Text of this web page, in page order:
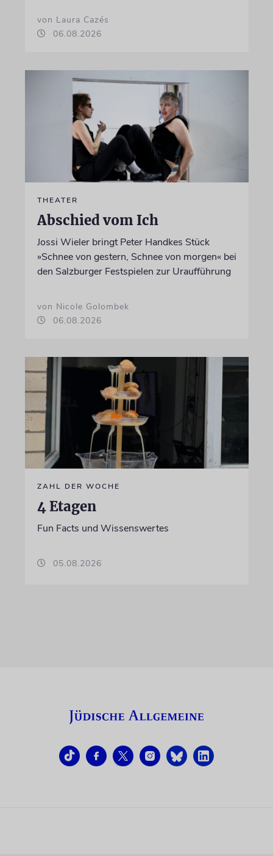
von Laura Cazés
06.08.2026
THEATER
Abschied vom Ich
Jossi Wieler bringt Peter Handkes Stück
»Schnee von gestern, Schnee von morgen« bei
den Salzburger Festspielen zur Uraufführung
von Nicole Golombek
06.08.2026
ZAHL DER WOCHE
4 Etagen
Fun Facts und Wissenswertes
05.08.2026